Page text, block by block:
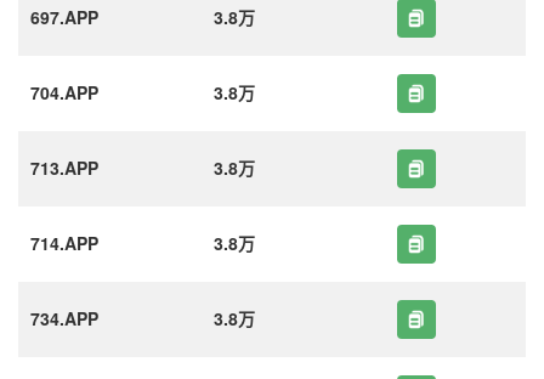
697.APP 3.8万
704.APP 3.8万
713.APP 3.8万
714.APP 3.8万
734.APP 3.8万